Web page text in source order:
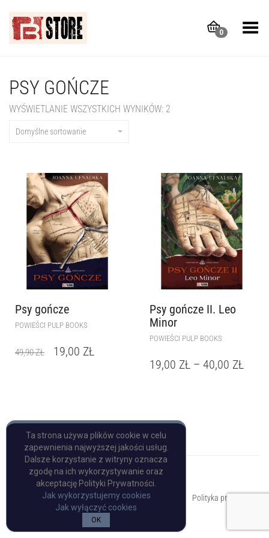
0
Toggle Menu
PSY GOŃCZE
WYŚWIETLANIE WSZYSTKICH WYNIKÓW: 2
Domyślne sortowanie
Psy gończe
POWIEŚCI PULP BOOKS
49,90ZŁ 19,00 ZŁ
Psy gończe II. Leo
Minor
POWIEŚCI PULP BOOKS
19,00 ZŁ – 40,00 ZŁ
Copyright © Pulp Books
Polityka prywatności
Ta strona używa plików cookie w celu
zapewnienia najwyższej jakości usług.
Dalsze korzystanie z witryny oznacza
zgodę na ich wykorzystywanie oraz
akceptację Polityki Prywatności.
Jak wykorzystujemy cookies
Jak wyłączyć cookies
OK